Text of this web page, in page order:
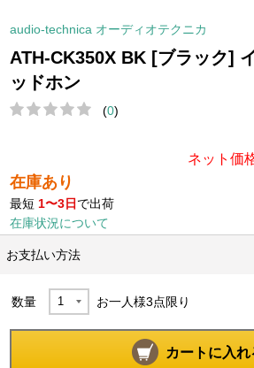
audio-technica オーディオテクニカ
ATH-CK350X BK [ブラック]
ッドホン
(0)
ネット価
在庫あり
最短 1〜3日 で出荷
在庫状況について
お支払い方法
数量 お一人様3点限り
カートに入れ